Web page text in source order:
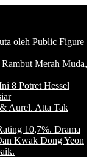
oleh Public Figure
Merah Muda,
8 Potret Hessel
Aurel. Atta Tak
10,7%. Drama
Kwak Dong Yeon